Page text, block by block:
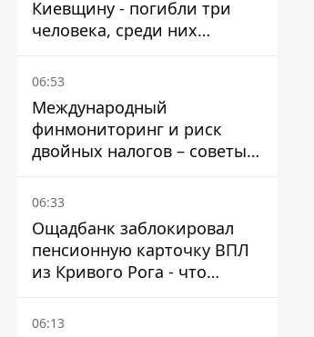
Киевщину - погибли три
человека, среди них
ребенок 2022 года
рождения
06:53
Международный
финмониторинг и риск
двойных налогов – советы
украинцам в Польше
06:33
Ощадбанк заблокировал
пенсионную карточку ВПЛ
из Кривого Рога - что
решил суд
06:13